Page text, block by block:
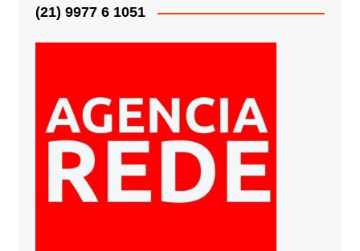
(21) 9977 6 1051